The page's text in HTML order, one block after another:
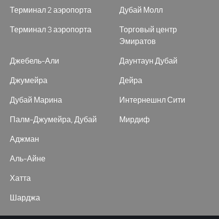
Терминал 2 аэропорта
Терминал 3 аэропорта
Дубай Молл
Торговый центр
Эмиратов
Джебель-Али
Джумейра
Дубай Марина
Палм-Джумейра, Дубай
Даунтаун Дубай
Дейра
Интернешнл Сити
Мирдиф
Аджман
Аль-Айне
Хатта
Шарджа